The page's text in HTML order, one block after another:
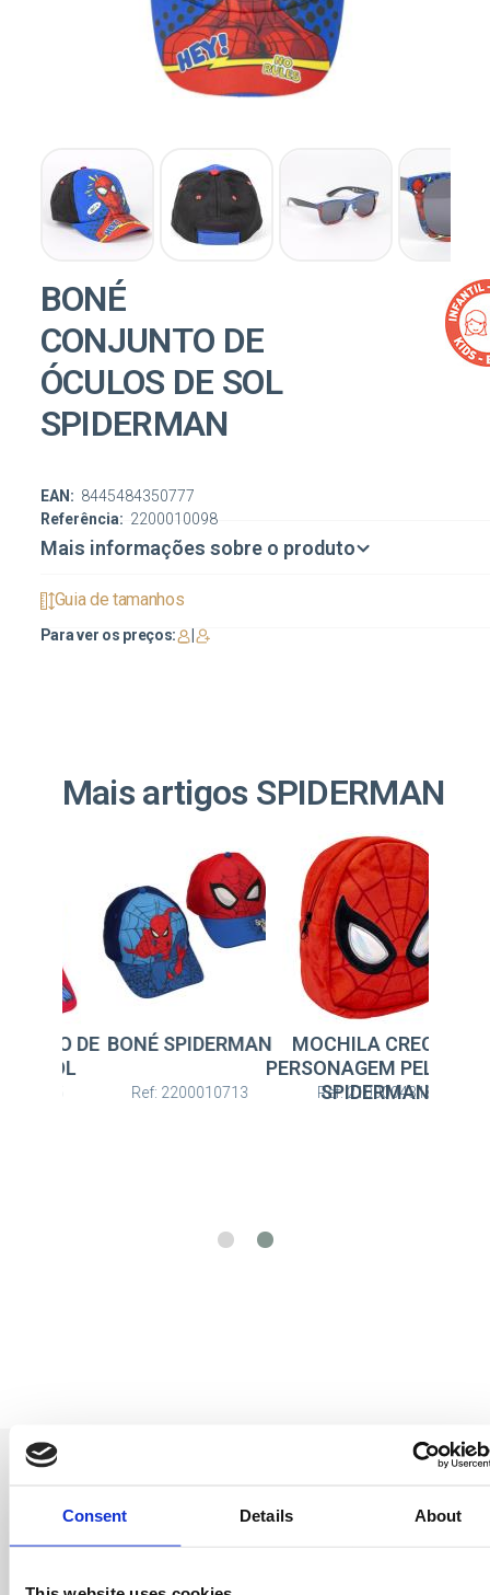
Consent Details About
BONÉ
CONJUNTO DE
ÓCULOS DE SOL
SPIDERMAN
Referência: 2200010098
EAN: 8445484350777
Mais informações sobre o produto
Guia de tamanhos
Para ver os preços:
Mais artigos SPIDERMAN
SPIDERMAN
MOCHILA CRECHE
PERSONAGEM PELUCHE
SPIDERMAN
Ref: 2100004318
BONÉ CONJUNTO
ÓCULOS DE SOL
SPIDERMAN
Ref: 2200009795
Seja o primeiro a